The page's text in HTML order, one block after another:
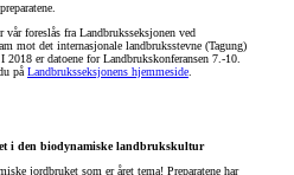
foreslås fra Landbruksseksjonen ved
mot det internasjonale landbruksstevne (Tagung)
er datoene for Landbrukskonferansen 7.-10.
på Landbruksseksjonens hjemmeside
i den biodynamiske landbrukskultur
jordbruket som er året tema! Preparatene har